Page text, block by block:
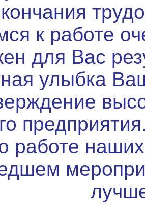
к работе
для Вас
улыбка
работе